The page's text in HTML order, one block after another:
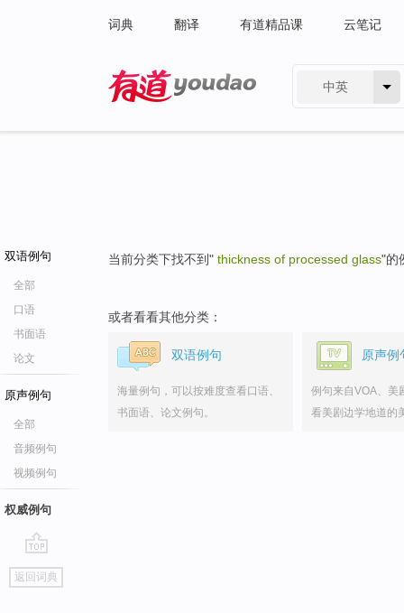
词典 翻译 有道精品课 云笔记
中英
双语例句
全部
口语
书面语
论文
原声例句
全部
音频例句
视频例句
权威例句
go
top
返回词典
当前分类下找不到" thickness of processed glass"的
或者看看其他分类：
双语例句
海量例句，可以按难度查看口语、
书面语、论文例句。
原声例
例句来自VOA、美
看美剧边学地道的